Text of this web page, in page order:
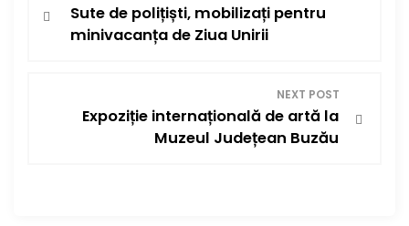
a
Sute de polițiști, mobilizați pentru
minivacanța de Ziua Unirii
NEXT POST
Expoziție internațională de artă la
Muzeul Județean Buzău